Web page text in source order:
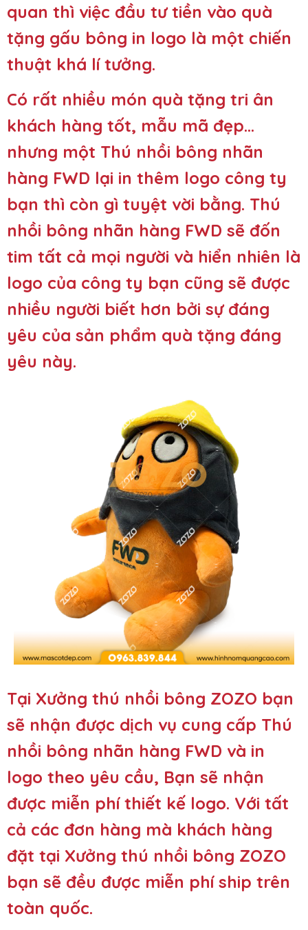
quan thì việc đầu tư tiền vào quà
tặng gấu bông in logo là một chiến
thuật khá lí tưởng.
Có rất nhiều món quà tặng tri ân
khách hàng tốt, mẫu mã đẹp…
nhưng một Thú nhồi bông nhãn
hàng FWD lại in thêm logo công ty
bạn thì còn gì tuyệt vời bằng. Thú
nhồi bông nhãn hàng FWD sẽ đốn
tim tất cả mọi người và hiển nhiên là
logo của công ty bạn cũng sẽ được
nhiều người biết hơn bởi sự đáng
yêu của sản phẩm quà tặng đáng
yêu này.
Tại Xưởng thú nhồi bông ZOZO bạn
sẽ nhận được dịch vụ cung cấp Thú
nhồi bông nhãn hàng FWD và in
logo theo yêu cầu, Bạn sẽ nhận
được miễn phí thiết kế logo. Với tất
cả các đơn hàng mà khách hàng
đặt tại Xưởng thú nhồi bông ZOZO
bạn sẽ đều được miễn phí ship trên
toàn quốc.